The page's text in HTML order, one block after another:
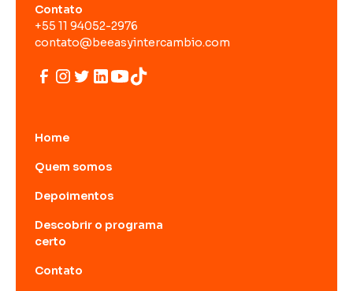
Contato
+55 11 94052-2976
contato@beeasyintercambio.com
Home
Quem somos
Depoimentos
Descobrir o programa
certo
Contato